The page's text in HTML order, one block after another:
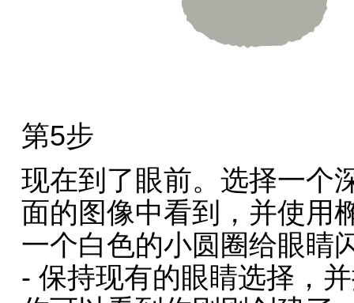
第5步
现在到了眼前。选择一个
面的图像中看到，并使用
一个白色的小圆圈给眼睛
- 保持现有的眼睛选择，